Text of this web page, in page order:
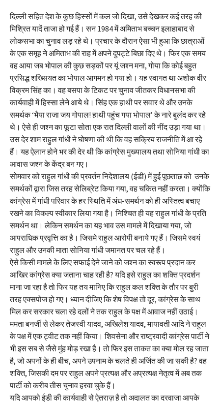
दिल्ली सहित देश के कुछ हिस्सों में कल जो दिखा, उसे देखकर कई तरह की
मिश्रित यादें ताजा हो गई हैं। सन 1984 में अमिताभ बच्चन इलाहाबाद से
लोकसभा का चुनाव लड़ रहे थे। प्रचार के दौरान ऐसा भी हुआ कि छात्राओं
के एक समूह ने अमिताभ की राह में अपने दुपट्टे बिछा दिए थे। फिर एक समय
वह आया जब भोपाल की कुछ सड़कों पर यूं जश्न मना, गोया कि कोई बहुत
प्रसिद्ध शख्सियत का भोपाल आगमन हो गया हो। यह स्वागत था अशोक वीर
विक्रम सिंह का। वह बसपा के टिकट पर चुनाव जीतकर विधानसभा की
कार्यवाही में हिस्सा लेने आये थे। सिंह एक हाथी पर सवार थे और उनके
समर्थक ‘भैया राजा जय गोपाल! हाथी पहुंच गया भोपाल’ के नारे बुलंद कर रहे
थे। ऐसे ही जश्न का फूटा सोता एक रात दिल्ली वालों की नींद उड़ा गया था।
उस देर शाम राहुल गांधी ने घोषणा की थी कि वह सक्रिय राजनीति में आ रहे
हैं। यह ऐलान होने भर की देर थी कि कांग्रेस मुख्यालय तथा सोनिया गांधी का
आवास जश्न के केंद्र बन गए।
सोमवार को राहुल गांधी की प्रवर्तन निदेशालय (ईडी) में हुई पूछताछ को उनके
समर्थकों द्वारा जिस तरह सेलिब्रेट किया गया, वह चकित नहीं करता। क्योंकि
कांग्रेस में गांधी परिवार के हर स्थिति में अंध-समर्थन को ही अस्तित्व बचाए
रखने का विकल्प स्वीकार लिया गया है। निश्चित ही यह राहुल गांधी के प्रति
समर्थन था। लेकिन समर्थन का यह भाव उस मामले में दिखाया गया, जो
आपराधिक प्रवृत्ति का है। जिसमे राहुल आरोपी बनाये गए हैं। जिसमे स्वयं
राहुल और उनकी माता सोनिया गांधी जमानत पर चल रहे हैं।
ऐसे किसी मामले के लिए सफाई देने जाने को जश्न का स्वरूप प्रदान कर
आखिर कांग्रेस क्या जताना चाह रही है? यदि इसे राहुल का शक्ति प्रदर्शन
माना जा रहा है तो फिर यह तय मानिए कि राहुल कल शक्ति के तौर पर बुरी
तरह एक्सपोज हो गए। ध्यान दीजिए कि शेष विपक्ष तो दूर, कांग्रेस के साथ
मिल कर सरकार चला रहे दलों ने तक राहुल के पक्ष में आवाज नहीं उठाई।
ममता बनर्जी से लेकर तेजस्वी यादव, अखिलेश यादव, मायावती आदि ने राहुल
के पक्ष में एक ट्वीट तक नहीं किया। शिवसेना और राष्ट्रवादी कांग्रेस पार्टी ने
भी इस सब से जैसे मुंह मोड़ रखा है। तो फिर इस ताकत का क्या मोल रह जाता
है, जो अपनों के ही बीच, अपने उपनाम के चलते ही अर्जित की जा सकी है? वह
शक्ति, जिसकी दम पर राहुल अपने प्रत्यक्ष और अप्रत्यक्ष नेतृत्व में अब तक
पार्टी को करीब तीस चुनाव हरवा चुके हैं।
यदि आपको ईडी की कार्यवाही से ऐतराज़ है तो अदालत का दरवाजा आपके